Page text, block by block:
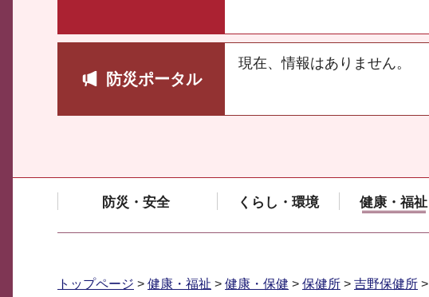
防災ポータル
現在、情報はありません。
防災・安全 くらし・環境 健康・福祉
トップページ > 健康・福祉 > 健康・保健 > 保健所 > 吉野保健所 >